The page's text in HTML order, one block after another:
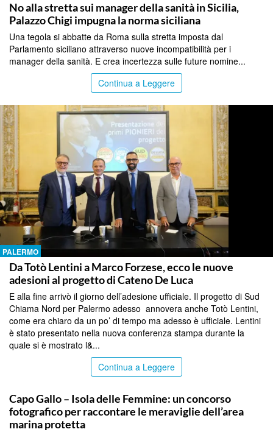
No alla stretta sui manager della sanità in Sicilia,
Palazzo Chigi impugna la norma siciliana
Una tegola si abbatte da Roma sulla stretta imposta dal
Parlamento siciliano attraverso nuove incompatibilità per i
manager della sanità. E crea incertezza sulle future nomine...
Continua a Leggere
PALERMO
Da Totò Lentini a Marco Forzese, ecco le nuove
adesioni al progetto di Cateno De Luca
E alla fine arrivò il giorno dell’adesione ufficiale. Il progetto di Sud
Chiama Nord per Palermo adesso annovera anche Totò Lentini,
come era chiaro da un po’ di tempo ma adesso è ufficiale. Lentini
è stato presentato nella nuova conferenza stampa durante la
quale si è mostrato l&...
Continua a Leggere
Capo Gallo – Isola delle Femmine: un concorso
fotografico per raccontare le meraviglie dell’area
marina protetta